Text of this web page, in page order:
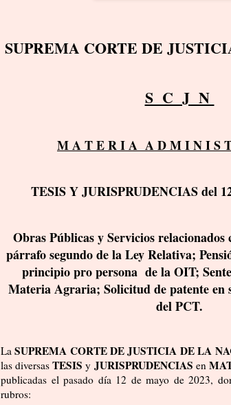
SUPREMA CORTE DE
S C J N
M A T E R I A A D M I N I S
TESIS Y JURISPRUDENCIAS del
Obras Públicas y Servicios relacionados
párrafo segundo de la Ley Relativa;
principio pro persona de la OIT;
Materia Agraria; Solicitud de patente en
del PCT.
LaSUPREMA CORTE DE JUSTICIA DE LA
las diversasTESIS y JURISPRUDENCIAS en
publicadas el pasado día 12 de mayo de 2023,
rubros: